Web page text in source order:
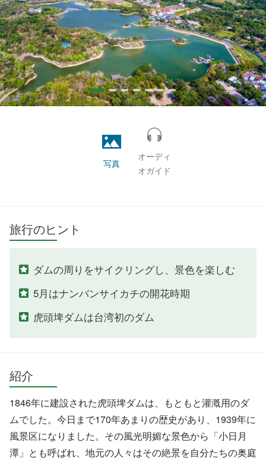
写真
オーディ
オガイド
旅行のヒント
ダムの周りをサイクリングし、景色を楽しむ
5月はナンバンサイカチの開花時期
虎頭埤ダムは台湾初のダム
紹介
1846年に建設された虎頭埤ダムは、もともと灌漑用のダ
ムでした。今日まで170年あまりの歴史があり、1939年に
風景区になりました。その風光明媚な景色から「小日月
潭」とも呼ばれ、地元の人々はその絶景を自分たちの奥庭